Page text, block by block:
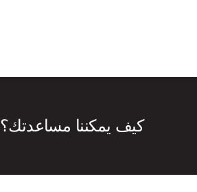
كيف يمكننا مساعدتك؟